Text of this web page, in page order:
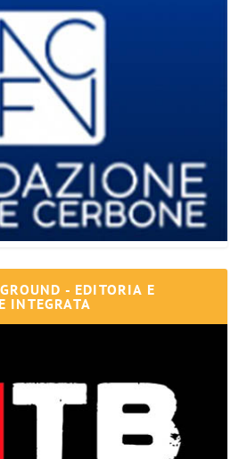
- EDITORIA E
INTEGRATA